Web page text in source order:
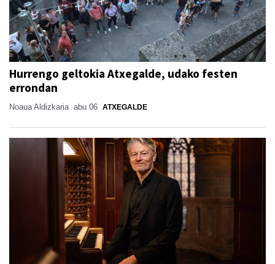
Hurrengo geltokia Atxegalde, udako festen
errondan
Noaua Aldizkaria abu 06 ATXEGALDE